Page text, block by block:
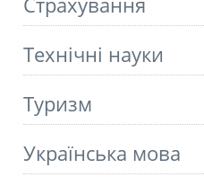
Технічні науки
Туризм
Українська мова